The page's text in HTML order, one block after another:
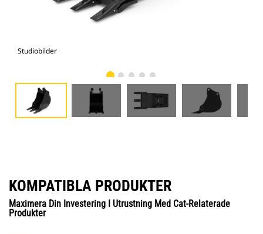
Studiobilder
KOMPATIBLA PRODUKTER
Maximera Din Investering I Utrustning Med Cat-Relaterade
Produkter